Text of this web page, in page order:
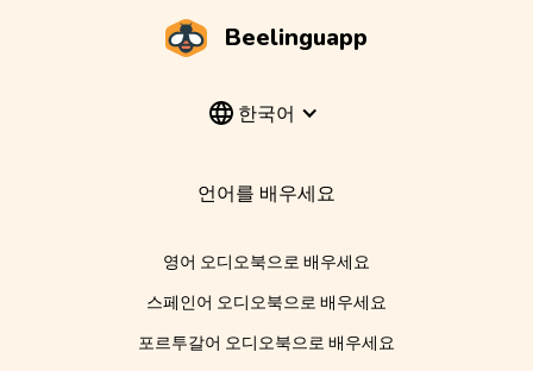
Beelinguapp
한국어
언어를 배우세요
영어 오디오북으로 배우세요
스페인어 오디오북으로 배우세요
포르투갈어 오디오북으로 배우세요